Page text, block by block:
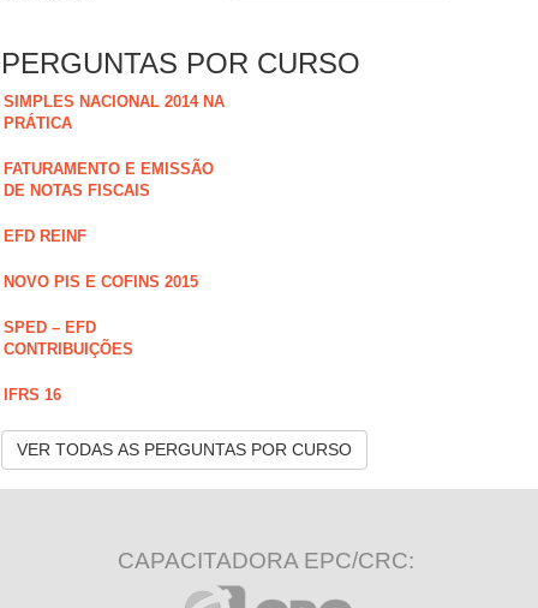
PERGUNTAS POR CURSO
SIMPLES NACIONAL 2014 NA
PRÁTICA
FATURAMENTO E EMISSÃO
DE NOTAS FISCAIS
EFD REINF
NOVO PIS E COFINS 2015
SPED – EFD
CONTRIBUIÇÕES
IFRS 16
VER TODAS AS PERGUNTAS POR CURSO
CAPACITADORA EPC/CRC: